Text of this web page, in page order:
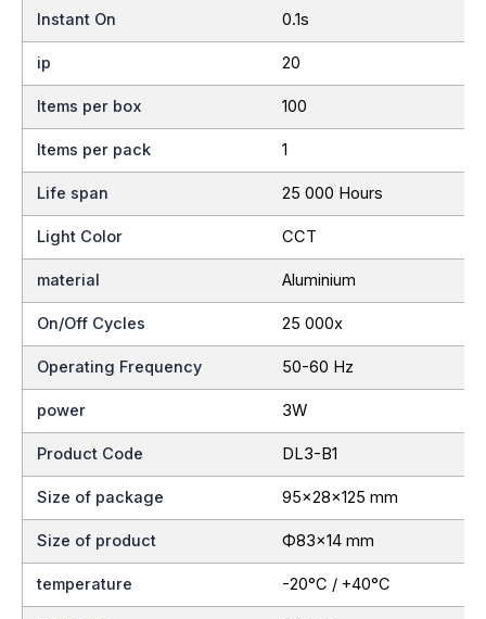
Instant On 0.1s
ip 20
Items per box 100
Items per pack 1
Life span 25 000 Hours
Light Color CCT
material Aluminium
On/Off Cycles 25 000x
Operating Frequency 50-60 Hz
power 3W
Product Code DL3-B1
Size of package 95x28x125 mm
Size of product Ф83×14 mm
temperature -20°C / +40°C